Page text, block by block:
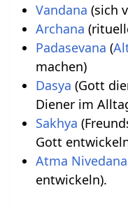
Vandana (sich
Archana
Padasevana (
machen)
Dasya (Gott
Diener im
Sakhya
Gott
Atma Nivedana
entwickeln).